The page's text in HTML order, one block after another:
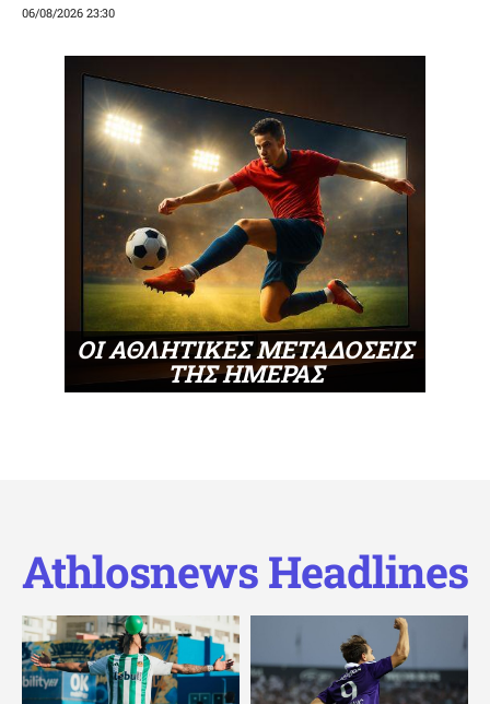
06/08/2026 23:30
ΟΙ ΑΘΛΗΤΙΚΕΣ ΜΕΤΑΔΟΣΕΙΣ
ΤΗΣ ΗΜΕΡΑΣ
Athlosnews Headlines